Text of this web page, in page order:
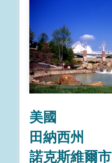
美國
田納西州
諾克斯維爾市